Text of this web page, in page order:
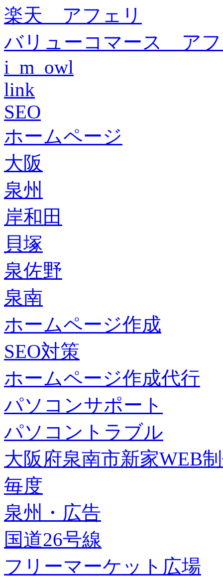
楽天 アフェリ
バリューコマース ア
i_m_owl
link
SEO
ホームページ
大阪
泉州
岸和田
貝塚
泉佐野
泉南
ホームページ作成
SEO対策
ホームページ作成代行
パソコンサポート
パソコントラブル
大阪府泉南市新家WEB
毎度
泉州・広告
国道26号線
フリーマーケット広場